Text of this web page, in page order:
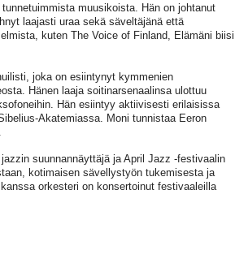
muusikoista. Hän on johtanut
laajasti uraa sekä säveltäjänä että
kuten The Voice of Finland, Elämäni biisi
joka on esiintynyt kymmenien
Hänen laaja soitinarsenaalinsa ulottuu
Hän esiintyy aktiivisesti erilaisissa
Akatemiassa. Moni tunnistaa Eeron
suunnannäyttäjä ja April Jazz -festivaalin
kotimaisen sävellystyön tukemisesta ja
orkesteri on konsertoinut festivaaleilla